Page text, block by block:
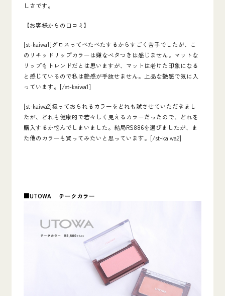
しさです。
【お客様からの口コミ】
[st-kaiwa1]グロスってべたべたするからすごく苦手でしたが、こ
のリキッドリップカラーは嫌なベタつきは感じません。マットな
リップもトレンドだとは思いますが、マットは老けた印象になる
と感じているので私は艶感が手放せません。上品な艶感で気に入
っています。[/st-kaiwa1]
[st-kaiwa2]扱っておられるカラーをどれも試させていただきまし
たが、どれも健康的で若々しく見えるカラーだったので、どれを
購入するか悩んでしまいました。結局RS886を選びましたが、ま
た他のカラーも買ってみたいと思っています。[/st-kaiwa2]
■UTOWA チークカラー